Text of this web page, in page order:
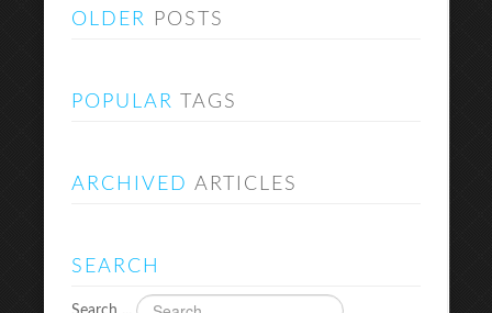
OLDER POSTS
POPULAR TAGS
ARCHIVED ARTICLES
SEARCH